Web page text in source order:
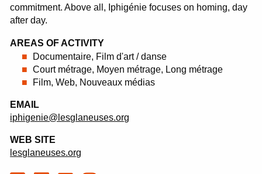
commitment. Above all, Iphigénie focuses on homing, day
after day.
AREAS OF ACTIVITY
Documentaire, Film d'art / danse
Court métrage, Moyen métrage, Long métrage
Film, Web, Nouveaux médias
EMAIL
iphigenie@lesglaneuses.org
WEB SITE
lesglaneuses.org